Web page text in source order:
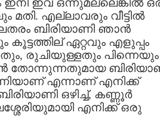
എല്ലാവരും വീട്ടില്‍
ബിരിയാണി ഞാന്‍
കൂട്ടത്തില് ഏറ്റവും എളുപ്പം
രുചിയുള്ളതും പിന്നെയും
തോന്നുന്നതുമായ
എന്നാണ് എനിക്ക്
ഒഴിച്ച്, കണ്ണൂര്‍
എനിക്ക് ഒരു